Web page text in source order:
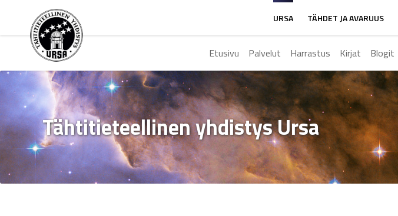
URSA TÄHDET JA AVARUUS
Etusivu Palvelut Harrastus Kirjat Blogit
Tähtitieteellinen yhdistys Ursa